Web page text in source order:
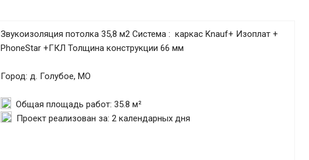
Звукоизоляция потолка 35,8 м2 Система : каркас Knauf+ Изоплат +
PhoneStar +ГКЛ Толщина конструкции 66 мм
Город: д. Голубое, МО
Общая площадь работ: 35.8 м²
Проект реализован за: 2 календарных дня